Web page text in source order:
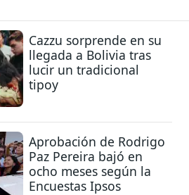
Cazzu sorprende en su
llegada a Bolivia tras
lucir un tradicional
tipoy
Aprobación de Rodrigo
Paz Pereira bajó en
ocho meses según la
Encuestas Ipsos